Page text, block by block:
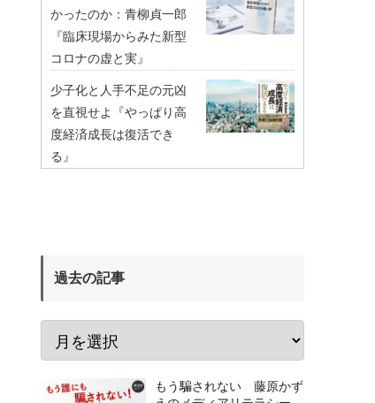
かったのか：青柳貞一郎
『臨床現場からみた新型
コロナの虚と実』
少子化と人手不足の元凶
を直視せよ『やっぱり高
度経済成長は復活でき
る』
過去の記事
もう騙されない 藤原かず